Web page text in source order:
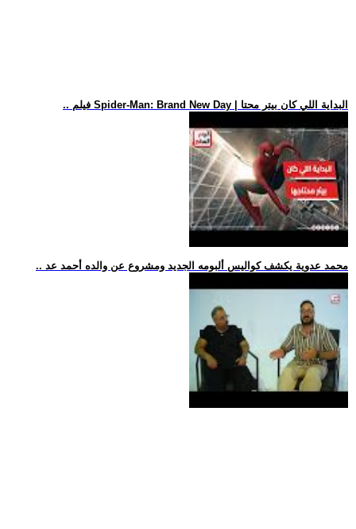
.. فيلم Spider-Man: Brand New Day | البداية اللي كان بيتر محتا
.. محمد عدوية يكشف كواليس ألبومه الجديد ومشروع عن والده أحمد عد